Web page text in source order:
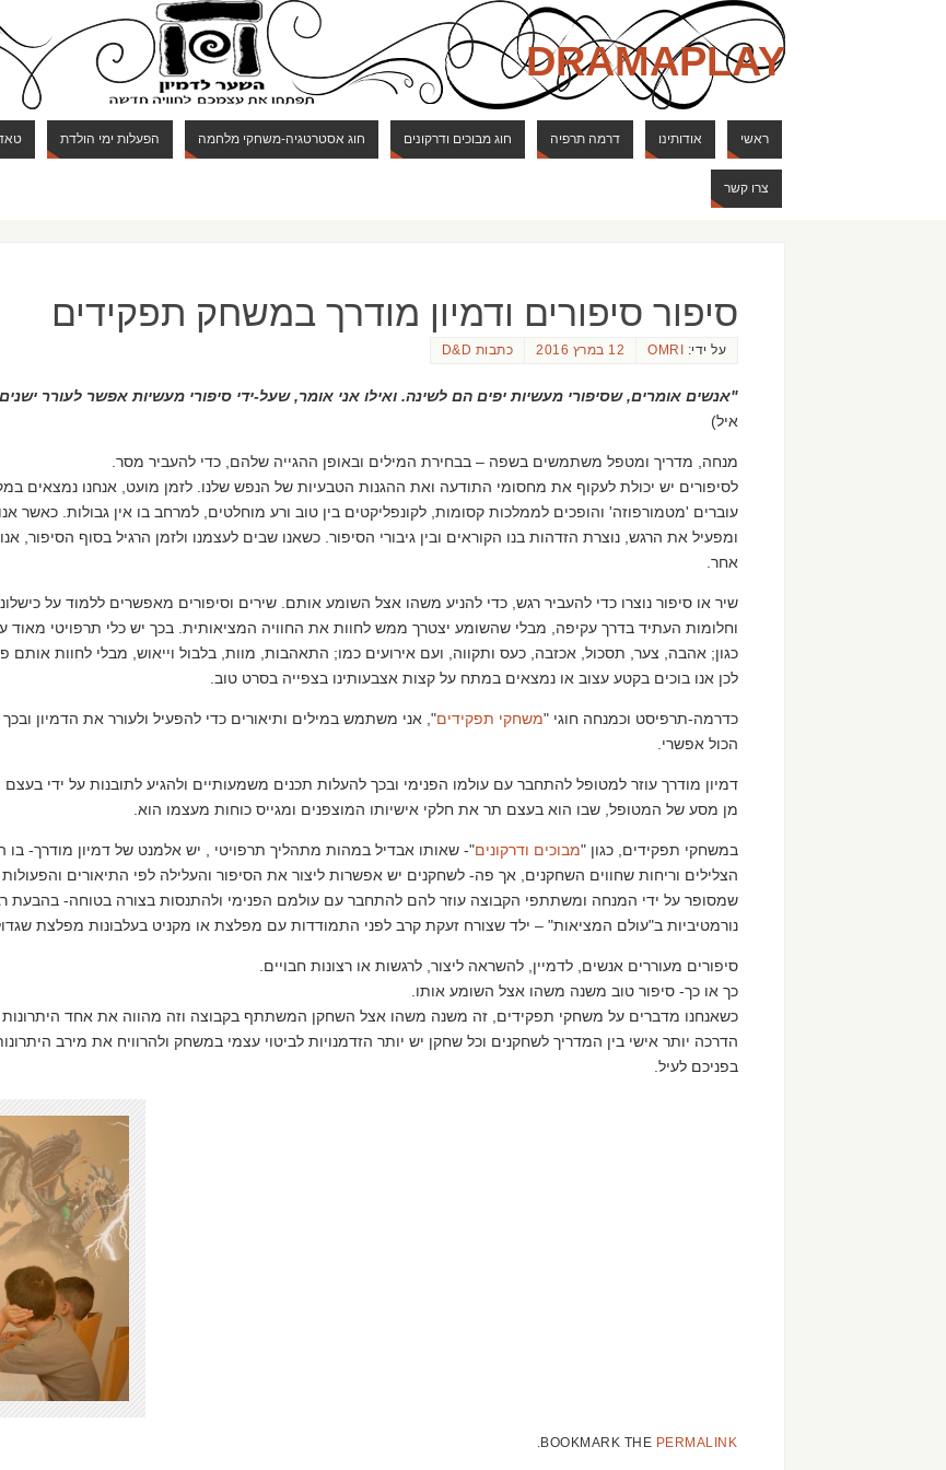
DRAMAPLAY
ראשי אודותינו דרמה תרפיה חוג מבוכים ודרקונים חוג אסטרטגיה-משחקי מלחמה הפעלות ימי הולדת
צרו קשר
סיפור סיפורים ודמיון מודרך במשחק תפקידים
על ידי: OMRI 12 במרץ 2016 כתבות D&D
"אנשים אומרים, שסיפורי מעשיות יפים הם לשינה. ואילו אני אומר, שעל-ידי סיפורי מעשיות אפשר לעורר
איל)
מנחה, מדריך ומטפל משתמשים בשפה – בבחירת המילים ובאופן ההגייה שלהם, כדי להעביר מסר.
לסיפורים יש יכולת לעקוף את מחסומי התודעה ואת ההגנות הטבעיות של הנפש שלנו. לזמן מועט, אנחנו נמצאים
עוברים 'מטמורפוזה' והופכים לממלכות קסומות, לקונפליקטים בין טוב ורע מוחלטים, למרחב בו אין גבולות. כאשר
ומפעיל את הרגש, נוצרת הזדהות בנו הקוראים ובין גיבורי הסיפור. כשאנו שבים לעצמנו ולזמן הרגיל בסוף הסיפור,
אחר.
שיר או סיפור נוצרו כדי להעביר רגש, כדי להניע משהו אצל השומע אותם. שירים וסיפורים מאפשרים ללמוד על
וחלומות העתיד בדרך עקיפה, מבלי שהשומע יצטרך ממש לחוות את החוויה המציאותית. בכך יש כלי תרפויטי מאוד
כגון; אהבה, צער, תסכול, אכזבה, כעס ותקווה, ועם אירועים כמו; התאהבות, מוות, בלבול וייאוש, מבלי לחוות אותם
לכן אנו בוכים בקטע עצוב או נמצאים במתח על קצות אצבעותינו בצפייה בסרט טוב.
כדרמה-תרפיסט וכמנחה חוגי "משחקי תפקידים", אני משתמש במילים ותיאורים כדי להפעיל ולעורר את הדמיון
הכול אפשרי.
דמיון מודרך עוזר למטופל להתחבר עם עולמו הפנימי ובכך להעלות תכנים משמעותיים ולהגיע לתובנות על ידי
מן מסע של המטופל, שבו הוא בעצם תר את חלקי אישיותו המוצפנים ומגייס כוחות מעצמו הוא.
במשחקי תפקידים, כגון "מבוכים ודרקונים"- שאותו אבדיל במהות מתהליך תרפויטי , יש אלמנט של דמיון מודרך-
הצלילים וריחות שחווים השחקנים, אך פה- לשחקנים יש אפשרות ליצור את הסיפור והעלילה לפי התיאורים
שמסופר על ידי המנחה ומשתתפי הקבוצה עוזר להם להתחבר עם עולמם הפנימי ולהתנסות בצורה בטוחה- בהבעת
נורמטיביות ב"עולם המציאות" – ילד שצורח זעקת קרב לפני התמודדות עם מפלצת או מקניט בעלבונות מפלצת
סיפורים מעוררים אנשים, לדמיין, להשראה ליצור, לרגשות או רצונות חבויים.
כך או כך- סיפור טוב משנה משהו אצל השומע אותו.
כשאנחנו מדברים על משחקי תפקידים, זה משנה משהו אצל השחקן המשתתף בקבוצה וזה מהווה את אחד היתרונות
הדרכה יותר אישי בין המדריך לשחקנים וכל שחקן יש יותר הזדמנויות לביטוי עצמי במשחק ולהרוויח את מירב
בפניכם לעיל.
BOOKMARK THE PERMALINK
.